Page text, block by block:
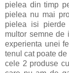
pielea din timp
pielea nu mai
pielea isi
multor semne de
experienta unei
tenul cat poate
cele 2 produse